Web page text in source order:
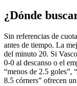
¿Dónde
Sin referencias de
antes de tiempo. La
del minuto 20. Si
0-0 al descanso o el
“menos de 2.5 goles”,
8.5 córners” ofrecen